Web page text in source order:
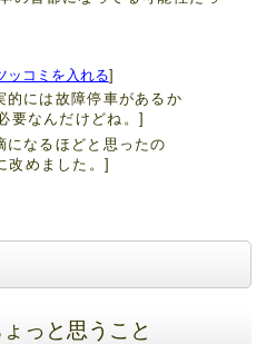
ッコミを入れる]
的には故障停車があるか
要なんだけどね。]
になるほどと思ったの
改めました。]
っと思うこと